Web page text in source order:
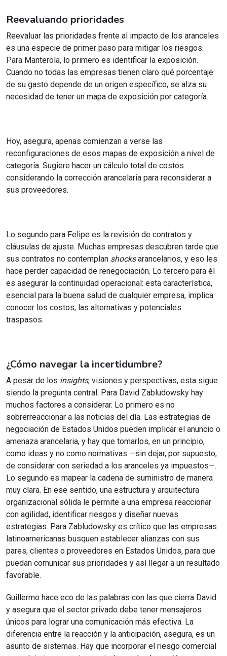
Reevaluando prioridades
Reevaluar las prioridades frente al impacto de los aranceles
es una especie de primer paso para mitigar los riesgos.
Para Manterola, lo primero es identificar la exposición.
Cuando no todas las empresas tienen claro qué porcentaje
de su gasto depende de un origen específico, se alza su
necesidad de tener un mapa de exposición por categoría.
Hoy, asegura, apenas comienzan a verse las
reconfiguraciones de esos mapas de exposición a nivel de
categoría. Sugiere hacer un cálculo total de costos
considerando la corrección arancelaria para reconsiderar a
sus proveedores.
Lo segundo para Felipe es la revisión de contratos y
cláusulas de ajuste. Muchas empresas descubren tarde que
sus contratos no contemplan shocksarancelarios, y eso les
hace perder capacidad de renegociación. Lo tercero para él
es asegurar la continuidad operacional: esta característica,
esencial para la buena salud de cualquier empresa, implica
conocer los costos, las alternativas y potenciales
traspasos.
¿Cómo navegar la incertidumbre?
A pesar de los insights, visiones y perspectivas, esta sigue
siendo la pregunta central. Para David Zabludowsky hay
muchos factores a considerar. Lo primero es no
sobrerreaccionar a las noticias del día. Las estrategias de
negociación de Estados Unidos pueden implicar el anuncio o
amenaza arancelaria, y hay que tomarlos, en un principio,
como ideas y no como normativas —sin dejar, por supuesto,
de considerar con seriedad a los aranceles ya impuestos—.
Lo segundo es mapear la cadena de suministro de manera
muy clara. En ese sentido, una estructura y arquitectura
organizacional sólida le permite a una empresa reaccionar
con agilidad, identificar riesgos y diseñar nuevas
estrategias. Para Zabludowsky es crítico que las empresas
latinoamericanas busquen establecer alianzas con sus
pares, clientes o proveedores en Estados Unidos, para que
puedan comunicar sus prioridades y así llegar a un resultado
favorable.
Guillermo hace eco de las palabras con las que cierra David
y asegura que el sector privado debe tener mensajeros
únicos para lograr una comunicación más efectiva. La
diferencia entre la reacción y la anticipación, asegura, es un
asunto de sistemas. Hay que incorporar el riesgo comercial